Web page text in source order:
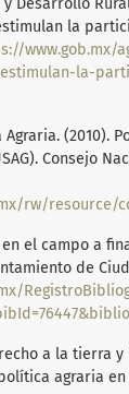
la
la-
(2010).
Consejo
coneval/
en el campo a
de
a la
agraria en